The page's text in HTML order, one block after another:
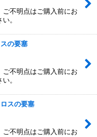
不明点はご購入前にお
。
の要塞
不明点はご購入前にお
。
スの要塞
不明点はご購入前にお